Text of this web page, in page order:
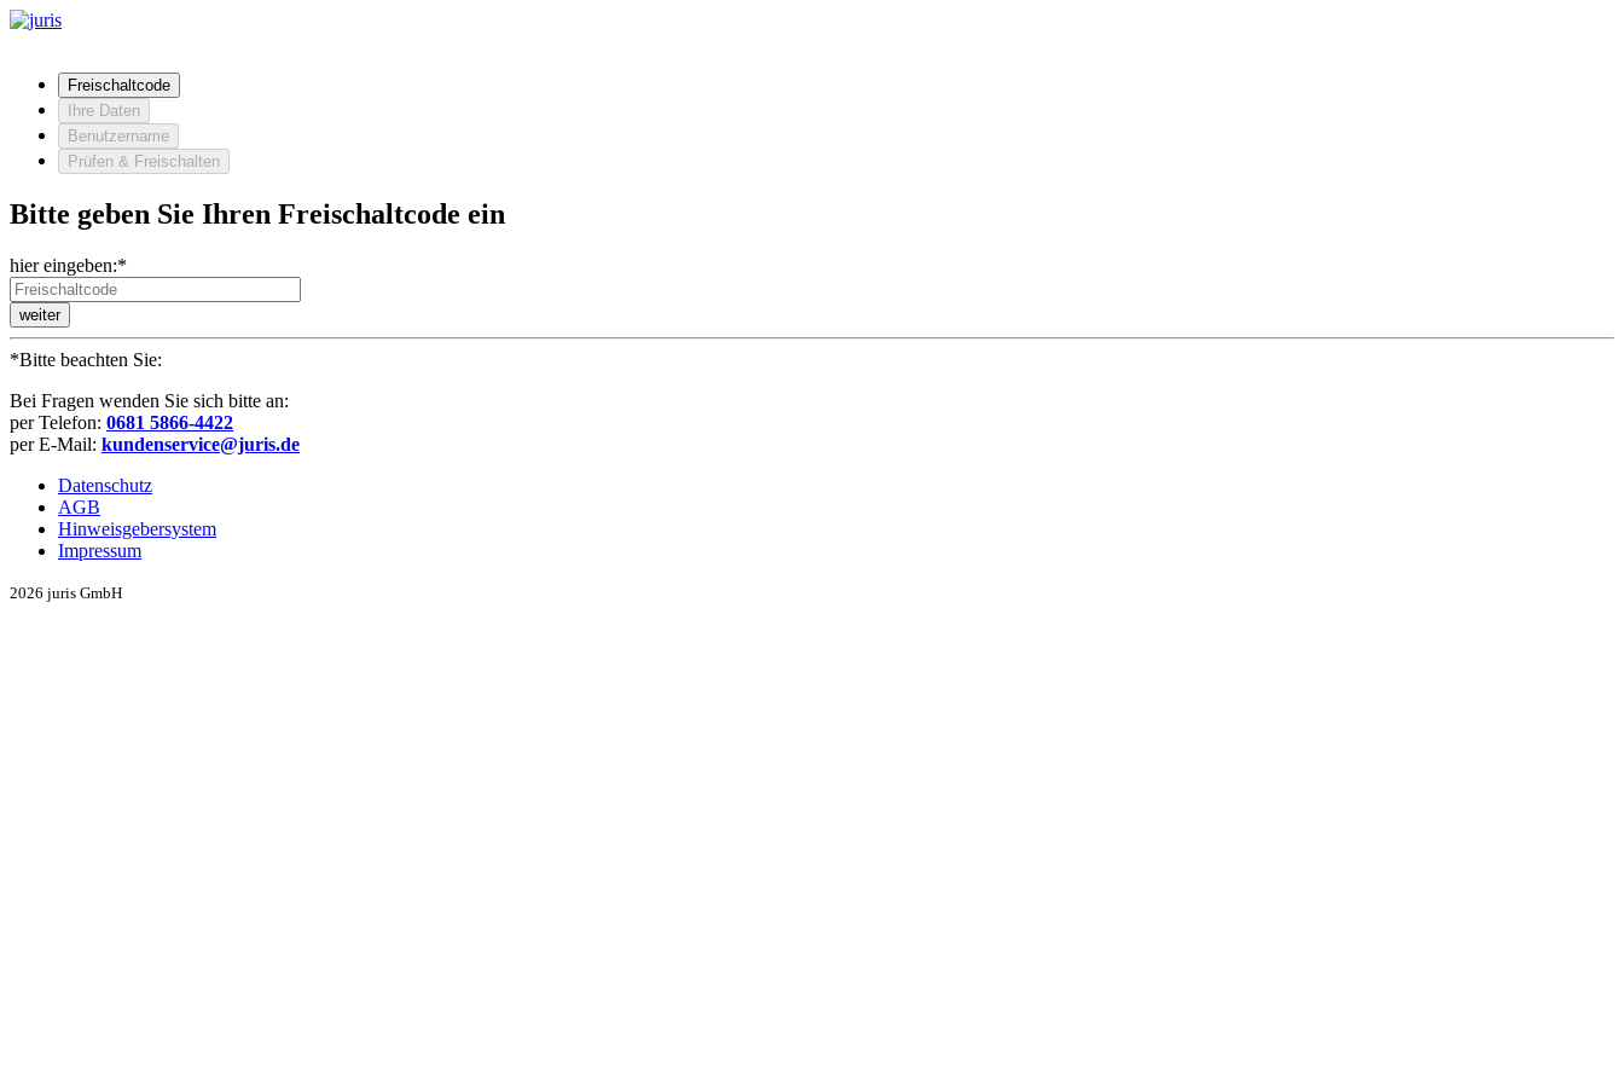
Freischaltcode
Ihre Daten
Benutzername
Prüfen & Freischalten
Bitte geben Sie Ihren Freischaltcode ein
hier eingeben:*
weiter
*Bitte beachten Sie:
Bei Fragen wenden Sie sich bitte an:
per Telefon: 0681 5866-4422
per E-Mail: kundenservice@juris.de
Datenschutz
AGB
Hinweisgebersystem
Impressum
2026 juris GmbH